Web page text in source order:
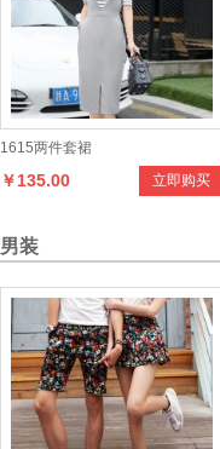
1615两件套裙
立即购买
￥135.00
男装